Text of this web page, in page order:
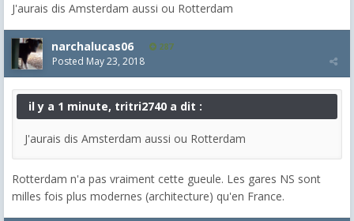
J'aurais dis Amsterdam aussi ou Rotterdam
narchalucas06 287
Posted May 23, 2018
il y a 1 minute, tritri2740 a dit :
J'aurais dis Amsterdam aussi ou Rotterdam
Rotterdam n'a pas vraiment cette gueule. Les gares NS sont
milles fois plus modernes (architecture) qu'en France.